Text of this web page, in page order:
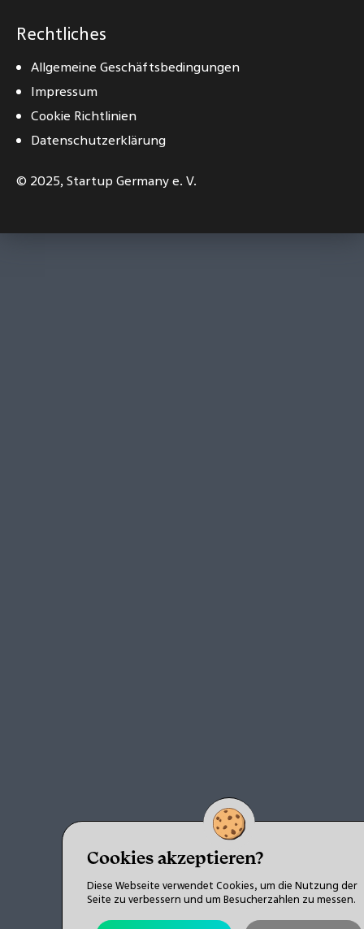
Rechtliches
Allgemeine Geschäftsbedingungen
Impressum
Cookie Richtlinien
Datenschutzerklärung
© 2025,Startup Germany e. V.
Cookies akzeptieren?
Diese Webseite verwendet Cookies, um die Nutzung der
Seite zu verbessern und um Besucherzahlen zu messen.